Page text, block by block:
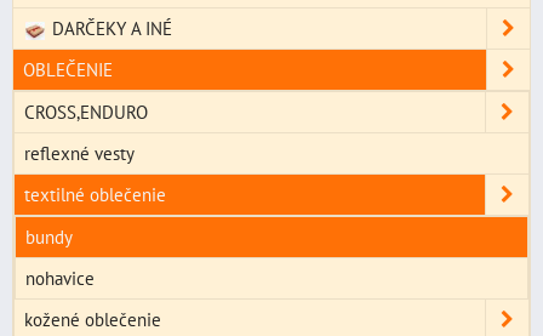
DARČEKY A INÉ
OBLEČENIE
CROSS,ENDURO
reflexné vesty
textilné oblečenie
bundy
nohavice
kožené oblečenie